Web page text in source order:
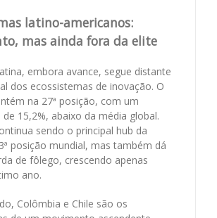
latino-americanos:
mas ainda fora da elite
embora avance, segue distante
dos ecossistemas de inovação. O
na 27ª posição, com um
15,2%, abaixo da média global.
sendo o principal hub da
posição mundial, mas também dá
de fôlego, crescendo apenas
ano.
Colômbia e Chile são os